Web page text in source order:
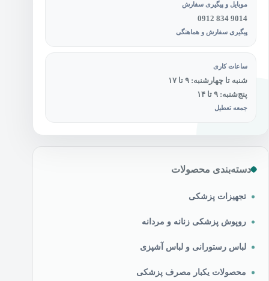
موبایل و پیگیری سفارش
0912 834 9014
پیگیری سفارش و هماهنگی
ساعات کاری
شنبه تا چهارشنبه: ۹ تا ۱۷
پنج‌شنبه: ۹ تا ۱۴
جمعه تعطیل
دسته‌بندی محصولات
تجهیزات پزشکی
روپوش پزشکی زنانه و مردانه
لباس رستورانی و لباس آشپزی
محصولات یکبار مصرف پزشکی